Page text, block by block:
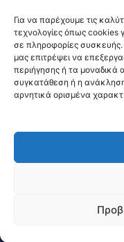
Για να παρέχουμε τις
τεχνολογίες όπως cookies
σε πληροφορίες συσκευής.
μας επιτρέψει να
περιήγησης ή τα μοναδικά
συγκατάθεση ή η
αρνητικά ορισμένα
Κοινοποίηση:
@2026
Θεσσαλονίκη,
04251